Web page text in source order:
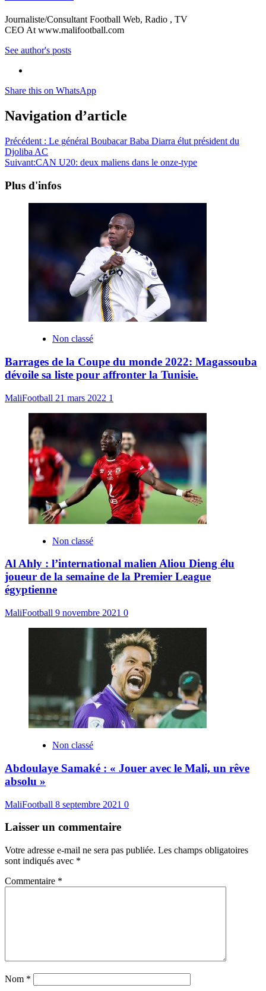
Journaliste/Consultant Football Web, Radio , TV
CEO At www.malifootball.com
See author's posts
Share this on WhatsApp
Navigation d’article
Précédent : Le général Boubacar Baba Diarra élut président du
Djoliba AC
Suivant:CAN U20: deux maliens dans le onze-type
Plus d'infos
Non classé
Barrages de la Coupe du monde 2022: Magassouba
dévoile sa liste pour affronter la Tunisie.
MaliFootball 21 mars 2022 1
Non classé
Al Ahly : l’international malien Aliou Dieng élu
joueur de la semaine de la Premier League
égyptienne
MaliFootball 9 novembre 2021 0
Non classé
Abdoulaye Samaké : « Jouer avec le Mali, un rêve
absolu »
MaliFootball 8 septembre 2021 0
Laisser un commentaire
Votre adresse e-mail ne sera pas publiée. Les champs obligatoires
sont indiqués avec *
Commentaire *
Nom *